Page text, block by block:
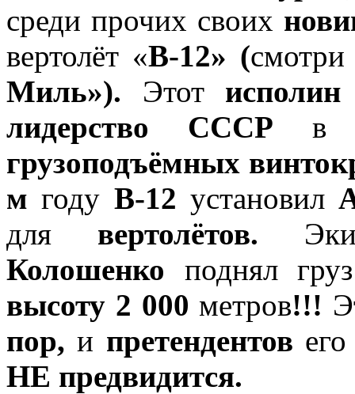
среди прочих своих
вертолёт «В-12» (
Миль»). Этот исполин
лидерство СССР в
грузоподъёмных
м году В-12 установил
для вертолётов.
Колошенко поднял
высоту 2 000 метров!!!
пор, и претендентов
НЕ предвидится.